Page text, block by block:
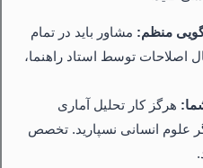
مشاور باید در تمام
اصلاحات توسط استاد راهنما،
هرگز کار تحلیل آماری
علوم انسانی نسپارید. تخصص